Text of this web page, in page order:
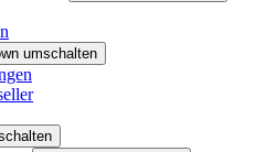
umschalten